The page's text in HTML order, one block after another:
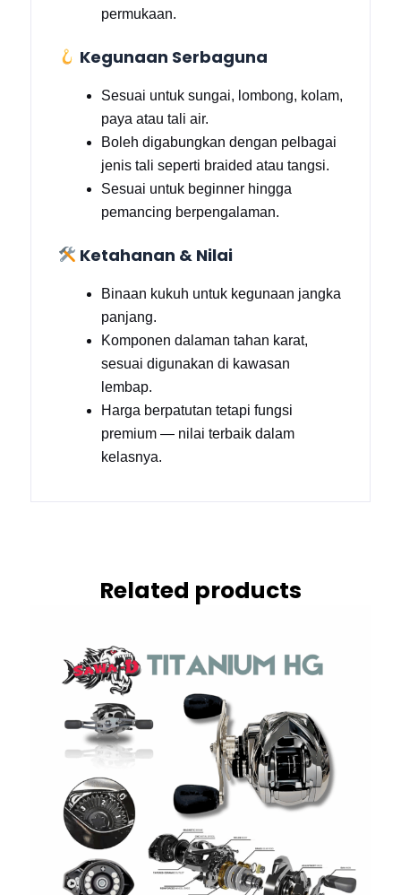
permukaan.
Kegunaan Serbaguna
Sesuai untuk sungai, lombong, kolam,
paya atau tali air.
Boleh digabungkan dengan pelbagai
jenis tali seperti braided atau tangsi.
Sesuai untuk beginner hingga
pemancing berpengalaman.
Ketahanan & Nilai
Binaan kukuh untuk kegunaan jangka
panjang.
Komponen dalaman tahan karat,
sesuai digunakan di kawasan
lembap.
Harga berpatutan tetapi fungsi
premium — nilai terbaik dalam
kelasnya.
Related products